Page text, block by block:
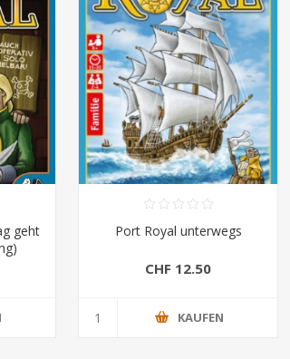
geht
Port Royal unterwegs
CHF 12.50
KAUFEN